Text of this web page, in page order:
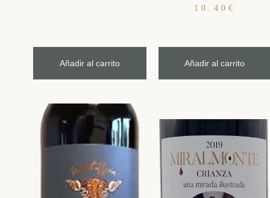
Añadir al carrito
10.40 €
Añadir al carrito